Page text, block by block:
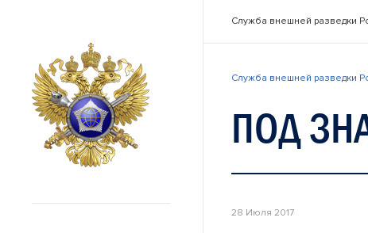
Служба внешней разведки
Служба внешней разведки
ПОД
28 Июля 2017